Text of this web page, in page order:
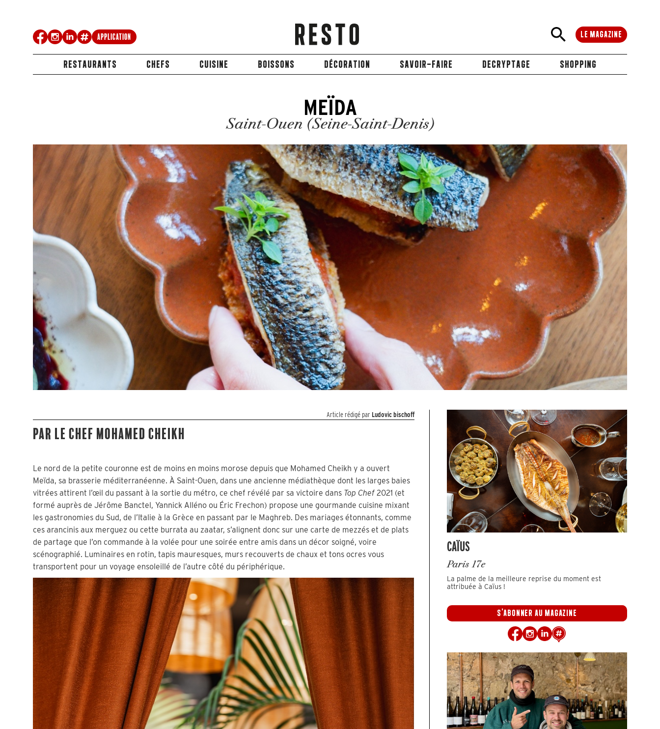
Application LE MAGAZINE
RESTAURANTS CHEFS CUISINE BOISSONS DÉCORATION SAVOIR-FAIRE DECRYPTAGE SHOPPING
MEÏDA
Saint-Ouen (Seine-Saint-Denis)
Article rédigé par Ludovic bischoff
Par le chef Mohamed Cheikh
Le nord de la petite couronne est de moins en moins morose depuis que Mohamed Cheikh y a ouvert
Meïda, sa brasserie méditerranéenne. À Saint-Ouen, dans une ancienne médiathèque dont les larges baies
vitrées attirent l’œil du passant à la sortie du métro, ce chef révélé par sa victoire dans Top Chef 2021 (et
formé auprès de Jérôme Banctel, Yannick Alléno ou Éric Frechon) propose une gourmande cuisine mixant
les gastronomies du Sud, de l’Italie à la Grèce en passant par le Maghreb. Des mariages étonnants, comme
ces arancinis aux merguez ou cette burrata au zaatar, s’alignent donc sur une carte de mezzés et de plats
de partage que l’on commande à la volée pour une soirée entre amis dans un décor soigné, voire
scénographié. Luminaires en rotin, tapis mauresques, murs recouverts de chaux et tons ocres vous
transportent pour un voyage ensoleillé de l’autre côté du périphérique.
CAÏUS
Paris 17e
La palme de la meilleure reprise du moment est
attribuée à Caïus !
S'ABONNER AU MAGAZINE